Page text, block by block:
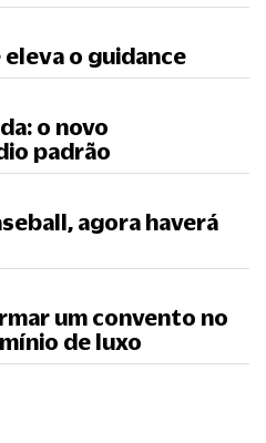
o guidance
o novo
padrão
agora haverá
um convento no
de luxo